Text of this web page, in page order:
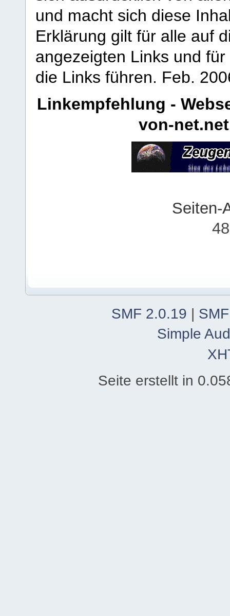
und macht sich diese
Erklärung gilt für alle auf
angezeigten Links und
die Links führen. Feb.
Linkempfehlung -
von-net.net
Seiten-
SMF 2.0.19
Simple
Seite erstellt in